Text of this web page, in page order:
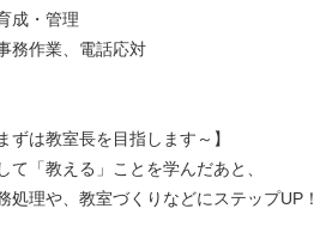
成・管理
務作業、電話応対
ずは教室長を目指します～】
て「教える」ことを学んだあと、
処理や、教室づくりなどにステップUP！